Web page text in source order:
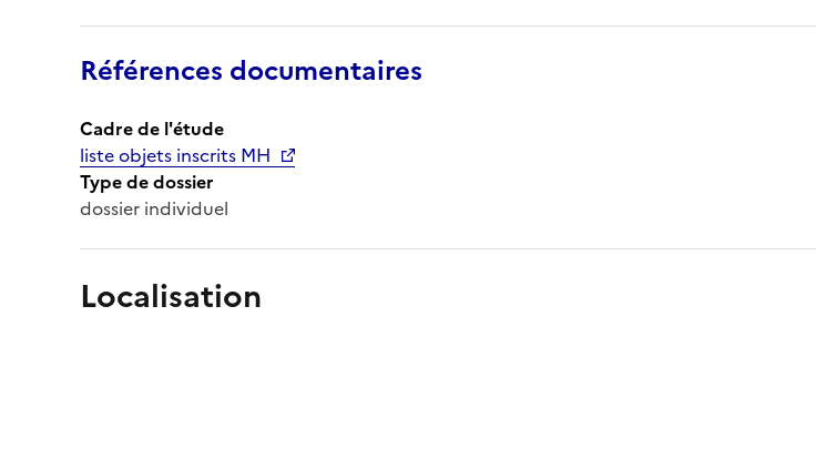
Références documentaires
Cadre de l'étude
liste objets inscrits MH
Type de dossier
dossier individuel
Localisation